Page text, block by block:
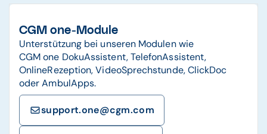
CGM one-Module
Unterstützung bei unseren Modulen wie
CGM one DokuAssistent, TelefonAssistent,
OnlineRezeption, VideoSprechstunde, ClickDoc
oder AmbulApps.
support.one@cgm.com